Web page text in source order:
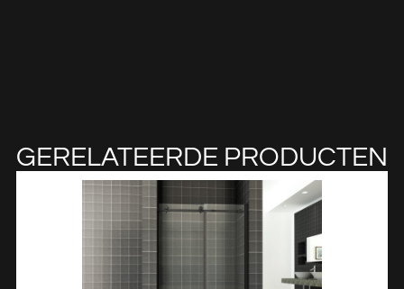
GERELATEERDE PRODUCTEN